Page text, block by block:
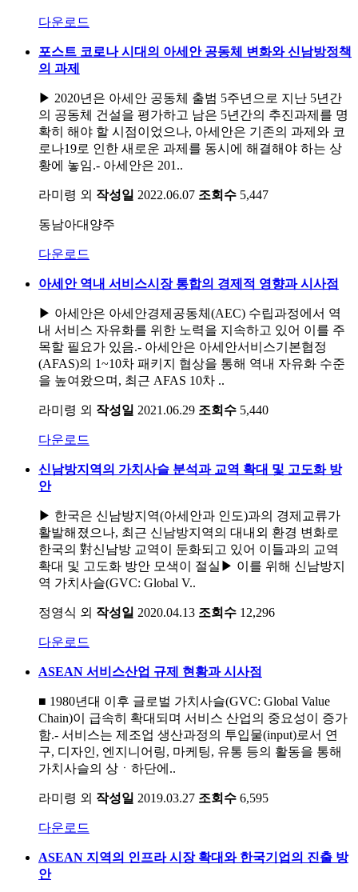
다운로드
포스트 코로나 시대의 아세안 공동체 변화와 신남방정책
의 과제
▶ 2020년은 아세안 공동체 출범 5주년으로 지난 5년간
의 공동체 건설을 평가하고 남은 5년간의 추진과제를 명
확히 해야 할 시점이었으나, 아세안은 기존의 과제와 코
로나19로 인한 새로운 과제를 동시에 해결해야 하는 상
황에 놓임.- 아세안은 201..
라미령 외 작성일 2022.06.07 조회수 5,447
동남아대양주
다운로드
아세안 역내 서비스시장 통합의 경제적 영향과 시사점
▶ 아세안은 아세안경제공동체(AEC) 수립과정에서 역
내 서비스 자유화를 위한 노력을 지속하고 있어 이를 주
목할 필요가 있음.- 아세안은 아세안서비스기본협정
(AFAS)의 1~10차 패키지 협상을 통해 역내 자유화 수준
을 높여왔으며, 최근 AFAS 10차 ..
라미령 외 작성일 2021.06.29 조회수 5,440
다운로드
신남방지역의 가치사슬 분석과 교역 확대 및 고도화 방
안
▶ 한국은 신남방지역(아세안과 인도)과의 경제교류가
활발해졌으나, 최근 신남방지역의 대내외 환경 변화로
한국의 對신남방 교역이 둔화되고 있어 이들과의 교역
확대 및 고도화 방안 모색이 절실▶ 이를 위해 신남방지
역 가치사슬(GVC: Global V..
정영식 외 작성일 2020.04.13 조회수 12,296
다운로드
ASEAN 서비스산업 규제 현황과 시사점
■ 1980년대 이후 글로벌 가치사슬(GVC: Global Value
Chain)이 급속히 확대되며 서비스 산업의 중요성이 증가
함.- 서비스는 제조업 생산과정의 투입물(input)로서 연
구, 디자인, 엔지니어링, 마케팅, 유통 등의 활동을 통해
가치사슬의 상ㆍ하단에..
라미령 외 작성일 2019.03.27 조회수 6,595
다운로드
ASEAN 지역의 인프라 시장 확대와 한국기업의 진출 방
안